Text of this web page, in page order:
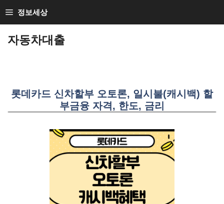
CONTENT
정보세상
자동차대출
롯데카드 신차할부 오토론, 일시불(캐시백) 할
부금융 자격, 한도, 금리